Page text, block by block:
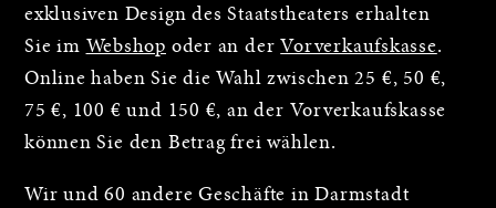
exklusiven Design des Staatstheaters erhalten
Sie im Webshop oder an der Vorverkaufskasse.
Online haben Sie die Wahl zwischen 25 €, 50 €,
75 €, 100 € und 150 €, an der Vorverkaufskasse
können Sie den Betrag frei wählen.
Wir und 60 andere Geschäfte in Darmstadt